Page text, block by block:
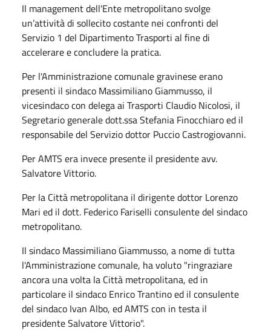
Il management dell'Ente metropolitano svolge
un’attività di sollecito costante nei confronti del
Servizio 1 del Dipartimento Trasporti al fine di
accelerare e concludere la pratica.
Per l'Amministrazione comunale gravinese erano
presenti il sindaco Massimiliano Giammusso, il
vicesindaco con delega ai Trasporti Claudio Nicolosi, il
Segretario generale dott.ssa Stefania Finocchiaro ed il
responsabile del Servizio dottor Puccio Castrogiovanni.
Per AMTS era invece presente il presidente avv.
Salvatore Vittorio.
Per la Città metropolitana il dirigente dottor Lorenzo
Mari ed il dott. Federico Fariselli consulente del sindaco
metropolitano.
Il sindaco Massimiliano Giammusso, a nome di tutta
l'Amministrazione comunale, ha voluto "ringraziare
ancora una volta la Città metropolitana, ed in
particolare il sindaco Enrico Trantino ed il consulente
del sindaco Ivan Albo, ed AMTS con in testa il
presidente Salvatore Vittorio".